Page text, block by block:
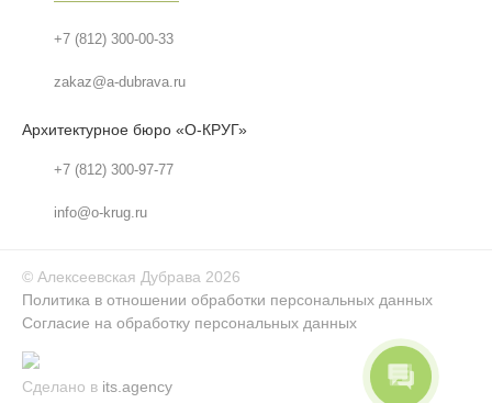
+7 (812) 300-00-33
zakaz@a-dubrava.ru
Архитектурное бюро «О-КРУГ»
+7 (812) 300-97-77
info@o-krug.ru
© Алексеевская Дубрава 2026
Политика в отношении обработки персональных данных
Согласие на обработку персональных данных
Сделано в its.agency